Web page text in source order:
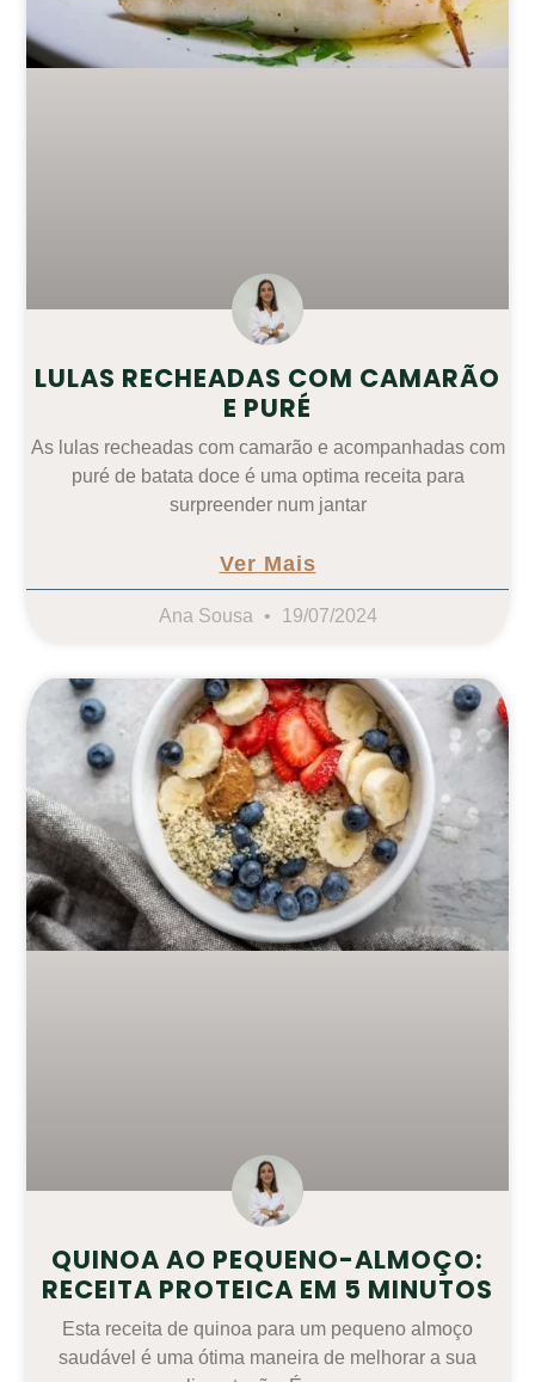
LULAS RECHEADAS COM CAMARÃO
E PURÉ
As lulas recheadas com camarão e acompanhadas com
puré de batata doce é uma optima receita para
surpreender num jantar
Ver Mais
Ana Sousa 19/07/2024
QUINOA AO PEQUENO-ALMOÇO:
RECEITA PROTEICA EM 5 MINUTOS
Esta receita de quinoa para um pequeno almoço
saudável é uma ótima maneira de melhorar a sua